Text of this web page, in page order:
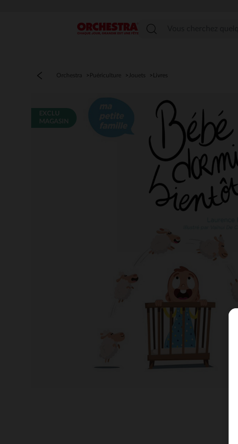
Menu
Orchestra Puériculture Jouets Livres
EXCLU
MAGASIN